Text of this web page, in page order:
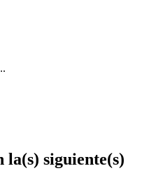
la(s) siguiente(s)